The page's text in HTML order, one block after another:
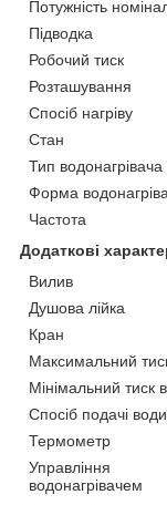
Потужність
Підводка
Робочий тиск
Розташування
Спосіб нагріву
Стан
Тип водонагрівача
Форма
Частота
Додаткові
Вилив
Душова лійка
Кран
Максимальний
Мінімальний тиск
Спосіб подачі води
Термометр
Управління
водонагрівачем